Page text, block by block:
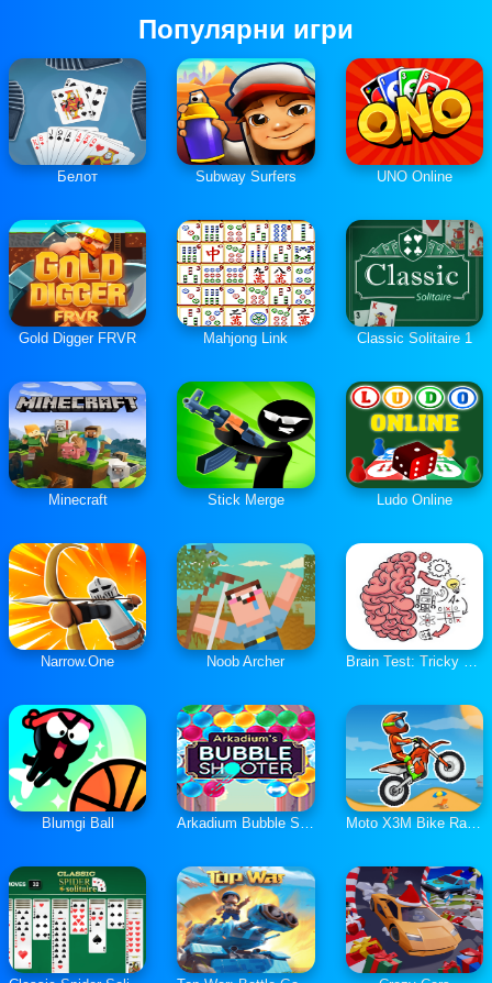
Популярни игри
Белот Subway Surfers UNO Online
Gold Digger FRVR Mahjong Link Classic Solitaire 1
Minecraft Stick Merge Ludo Online
Narrow.One Noob Archer Brain Test: Tricky Puzzles
Blumgi Ball Arkadium Bubble Shooter Moto X3M Bike Race Game